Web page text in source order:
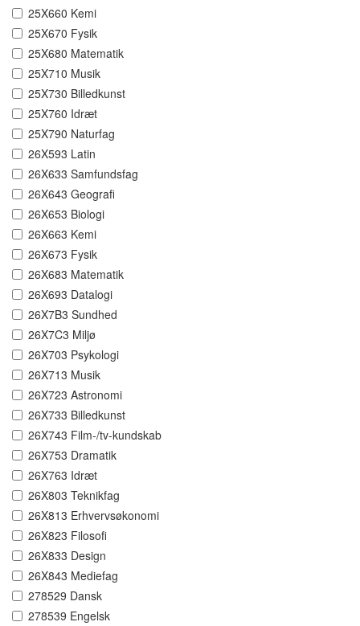
25X660 Kemi
25X670 Fysik
25X680 Matematik
25X710 Musik
25X730 Billedkunst
25X760 Idræt
25X790 Naturfag
26X593 Latin
26X633 Samfundsfag
26X643 Geografi
26X653 Biologi
26X663 Kemi
26X673 Fysik
26X683 Matematik
26X693 Datalogi
26X7B3 Sundhed
26X7C3 Miljø
26X703 Psykologi
26X713 Musik
26X723 Astronomi
26X733 Billedkunst
26X743 Film-/tv-kundskab
26X753 Dramatik
26X763 Idræt
26X803 Teknikfag
26X813 Erhvervsøkonomi
26X823 Filosofi
26X833 Design
26X843 Mediefag
278529 Dansk
278539 Engelsk